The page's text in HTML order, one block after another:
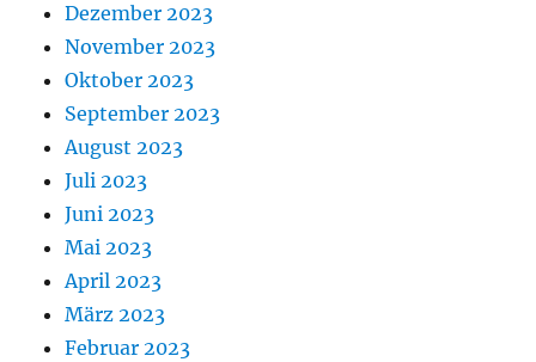
Dezember 2023
November 2023
Oktober 2023
September 2023
August 2023
Juli 2023
Juni 2023
Mai 2023
April 2023
März 2023
Februar 2023